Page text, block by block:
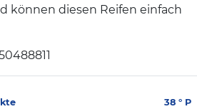
können diesen Reifen einfach
38 ° P